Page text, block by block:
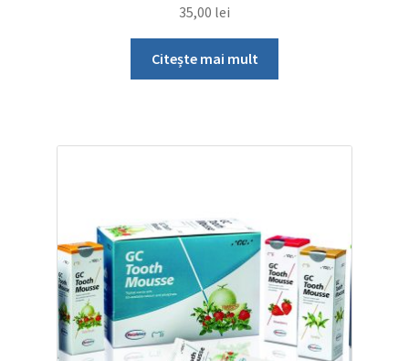
35,00 lei
Citește mai mult